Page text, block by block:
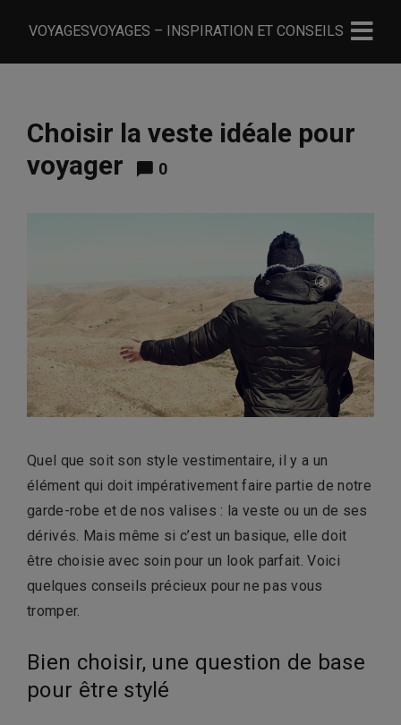
VOYAGESVOYAGES – INSPIRATION ET CONSEILS
Choisir la veste idéale pour
voyager
0
Quel que soit son style vestimentaire, il y a un
élément qui doit impérativement faire partie de notre
garde-robe et de nos valises : la veste ou un de ses
dérivés. Mais même si c’est un basique, elle doit
être choisie avec soin pour un look parfait. Voici
quelques conseils précieux pour ne pas vous
tromper.
Bien choisir, une question de base
pour être stylé